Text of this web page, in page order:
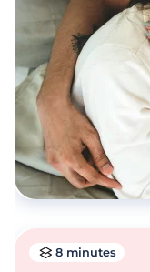
8 minutes